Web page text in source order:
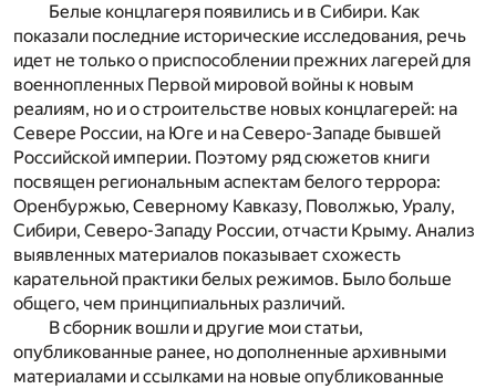
Белые концлагеря появились и в Сибири. Как
показали последние исторические исследования, речь
идет не только о приспособлении прежних лагерей для
военнопленных Первой мировой войны к новым
реалиям, но и о строительстве новых концлагерей: на
Севере России, на Юге и на Северо-Западе бывшей
Российской империи. Поэтому ряд сюжетов книги
посвящен региональным аспектам белого террора:
Оренбуржью, Северному Кавказу, Поволжью, Уралу,
Сибири, Северо-Западу России, отчасти Крыму. Анализ
выявленных материалов показывает схожесть
карательной практики белых режимов. Было больше
общего, чем принципиальных различий.
В сборник вошли и другие мои статьи,
опубликованные ранее, но дополненные архивными
материалами и ссылками на новые опубликованные